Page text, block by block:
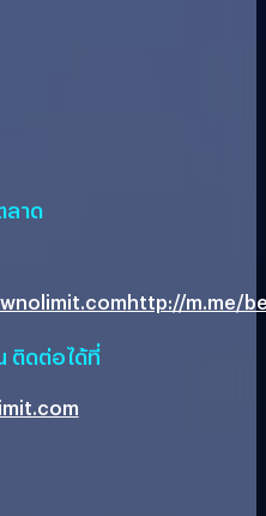
ลาด
http://m.me/
ติดต่อได้ที่